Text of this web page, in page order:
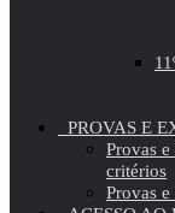
PROVAS E
Provas
critérios
Provas